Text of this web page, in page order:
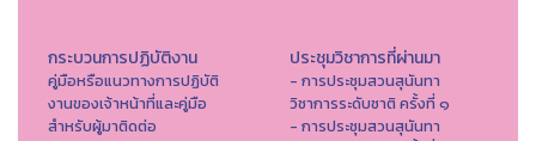
กระบวนการปฏิบัติงาน
คู่มือหรือแนวทางการปฏิบัติ
งานของเจ้าหน้าที่และคู่มือ
สำหรับผู้มาติดต่อ
ประชุมวิชาการที่ผ่านมา
- การประชุมสวนสุนันทา
วิชาการระดับชาติ ครั้งที่ ๑
- การประชุมสวนสุนันทา